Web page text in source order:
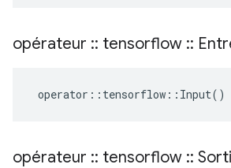
opérateur :: tensorflow ::
operator :: tensorflow :: Input()
opérateur :: tensorflow ::